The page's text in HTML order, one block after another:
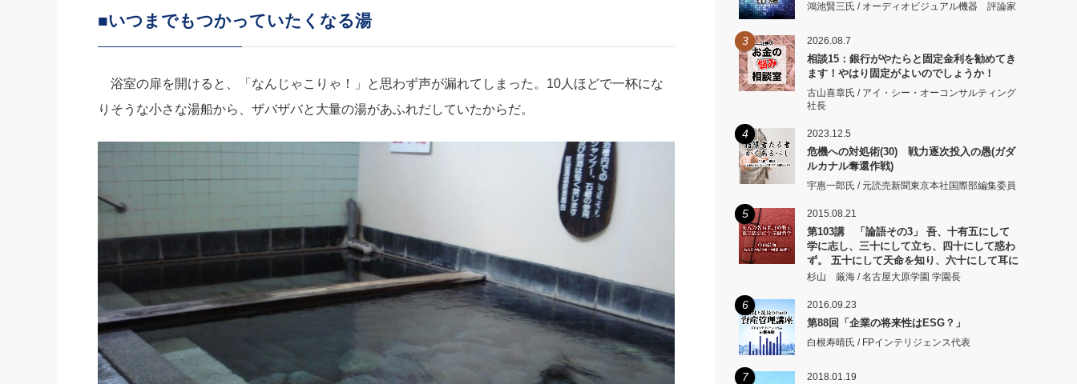
■いつまでもつかっていたくなる湯
浴室の扉を開けると、「なんじゃこりゃ！」と思わず声が漏れてしまった。10人ほどで一杯にな
りそうな小さな湯船から、ザバザバと大量の湯があふれだしていたからだ。
鴻池賢三氏 / オーディオビジュアル機器 評論家
3 2026.08.7
相談15：銀行がやたらと固定金利を勧めてき
ます！やはり固定がよいのでしょうか！
古山喜章氏 / アイ・シー・オーコンサルティング
社長
4 2023.12.5
危機への対処術(30) 戦力逐次投入の愚(ガダ
ルカナル奪還作戦)
宇惠一郎氏 / 元読売新聞東京本社国際部編集委員
5 2015.08.21
第103講 「論語その3」 吾、十有五にして
学に志し、三十にして立ち、四十にして惑わ
ず。 五十にして天命を知り、六十にして耳に
従い、 七十にして心の欲するところに従いて
杉山 厳海 / 名古屋大原学園 学園長
6 2016.09.23
第88回「企業の将来性はESG？」
白根寿晴氏 / FPインテリジェンス代表
7 2018.01.19